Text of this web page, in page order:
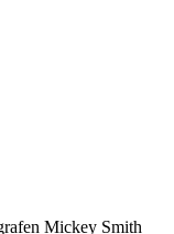
Mickey Smith